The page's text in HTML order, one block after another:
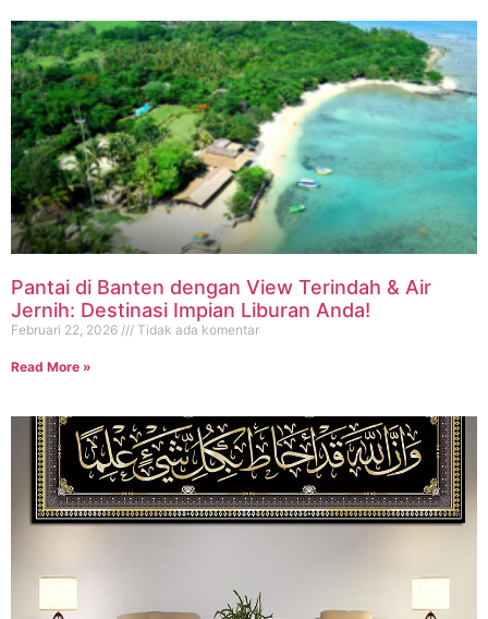
Pantai di Banten dengan View Terindah & Air
Jernih: Destinasi Impian Liburan Anda!
Februari 22, 2026 Tidak ada komentar
Read More »